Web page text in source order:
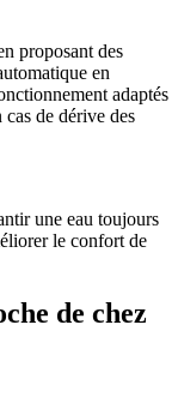
proposant des
en
adaptés
de dérive des
une eau toujours
le confort de
de chez